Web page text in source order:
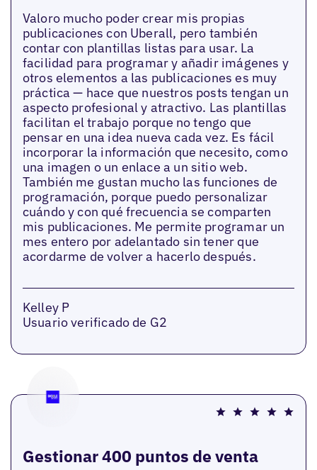
Valoro mucho poder crear mis propias
publicaciones con Uberall, pero también
contar con plantillas listas para usar. La
facilidad para programar y añadir imágenes y
otros elementos a las publicaciones es muy
práctica — hace que nuestros posts tengan un
aspecto profesional y atractivo. Las plantillas
facilitan el trabajo porque no tengo que
pensar en una idea nueva cada vez. Es fácil
incorporar la información que necesito, como
una imagen o un enlace a un sitio web.
También me gustan mucho las funciones de
programación, porque puedo personalizar
cuándo y con qué frecuencia se comparten
mis publicaciones. Me permite programar un
mes entero por adelantado sin tener que
acordarme de volver a hacerlo después.
Kelley P
Usuario verificado de G2
Gestionar 400 puntos de venta